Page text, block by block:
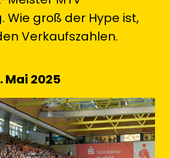
Wie groß der Hype ist,
Verkaufszahlen.
Mai 2025